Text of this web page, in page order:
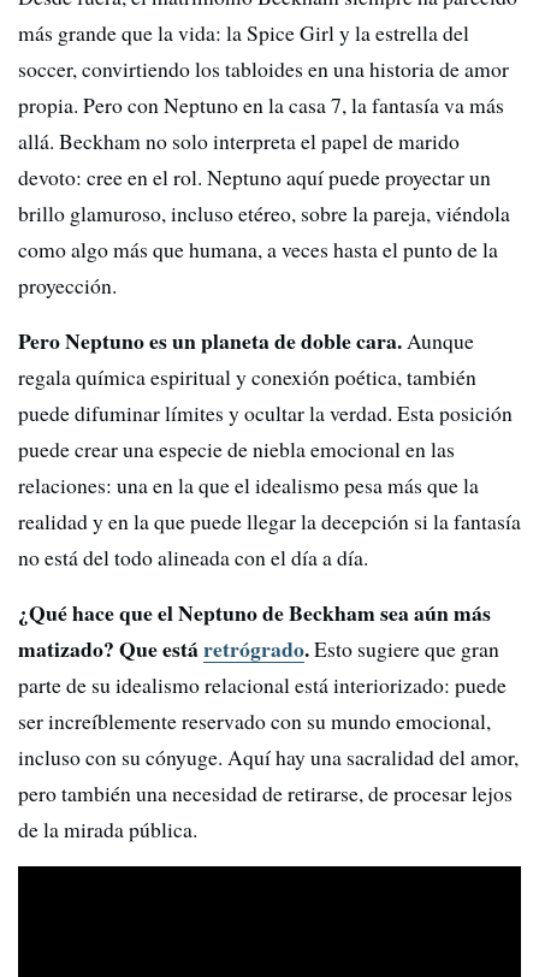
más grande que la vida: la Spice Girl y la estrella del
soccer, convirtiendo los tabloides en una historia de amor
propia. Pero con Neptuno en la casa 7, la fantasía va más
allá. Beckham no solo interpreta el papel de marido
devoto: cree en el rol. Neptuno aquí puede proyectar un
brillo glamuroso, incluso etéreo, sobre la pareja, viéndola
como algo más que humana, a veces hasta el punto de la
proyección.
Pero Neptuno es un planeta de doble cara.Aunque
regala química espiritual y conexión poética, también
puede difuminar límites y ocultar la verdad. Esta posición
puede crear una especie de niebla emocional en las
relaciones: una en la que el idealismo pesa más que la
realidad y en la que puede llegar la decepción si la fantasía
no está del todo alineada con el día a día.
¿Qué hace que el Neptuno de Beckham sea aún más
matizado? Que estáretrógrado.Esto sugiere que gran
parte de su idealismo relacional está interiorizado: puede
ser increíblemente reservado con su mundo emocional,
incluso con su cónyuge. Aquí hay una sacralidad del amor,
pero también una necesidad de retirarse, de procesar lejos
de la mirada pública.